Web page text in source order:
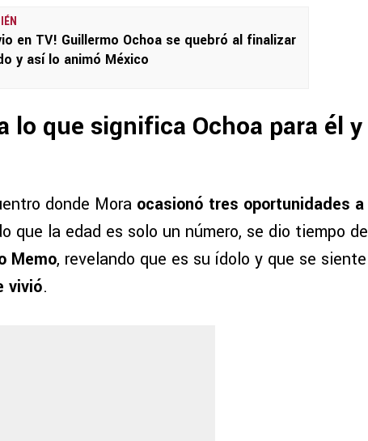
en TV! Guillermo Ochoa se quebró al finalizar
y así lo animó México
lo que significa Ochoa para él y
donde Mora ocasionó tres oportunidades a
que la edad es solo un número, se dio tiempo de
Memo, revelando que es su ídolo y que se siente
vivió.